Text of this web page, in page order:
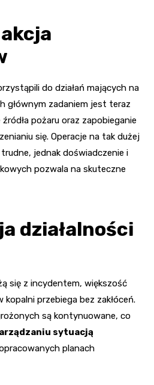
do działań mających na
głównym zadaniem jest teraz
pożaru oraz zapobieganie
się. Operacje na tak dużej
jednak doświadczenie i
pozwala na skuteczne
działalności
się z incydentem, większość
przebiega bez zakłóceń.
są kontynuowane, co
sytuacją
planach